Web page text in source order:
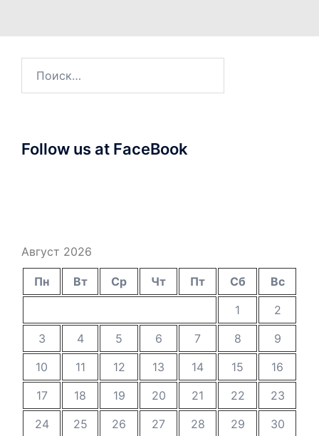
Follow us at FaceBook
Август 2026
Пн Вт Ср Чт Пт Сб
Вс
1
2
3
4 5 6 7 8
9
10
11 12 13 14 15
16
17
18 19 20 21 22
23
24
25 26 27 28 29
30